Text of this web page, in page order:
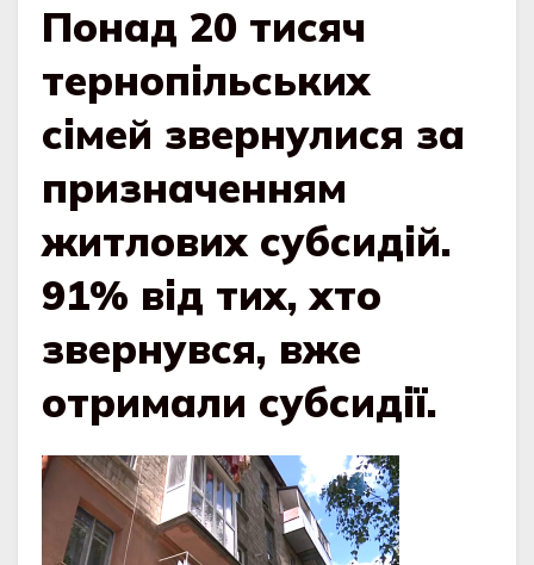
Понад 20 тисяч
тернопільських
сімей звернулися за
призначенням
житлових субсидій.
91% від тих, хто
звернувся, вже
отримали субсидії.